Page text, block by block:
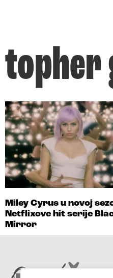
topher
Miley Cyrus u novoj
Netflixove hit serije
Mirror